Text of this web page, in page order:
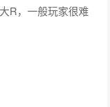
R，一般玩家很难